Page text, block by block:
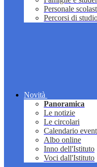
Personale
Percorsi di
Novità
Panoramica
Le notizie
Le circolari
Calendario
Albo online
Inno dell'Istituto
Voci dall'Istituto